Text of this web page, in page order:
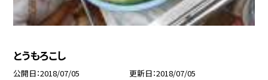
とうもろこし
公開日 2018/07/05 更新日 2018/07/05